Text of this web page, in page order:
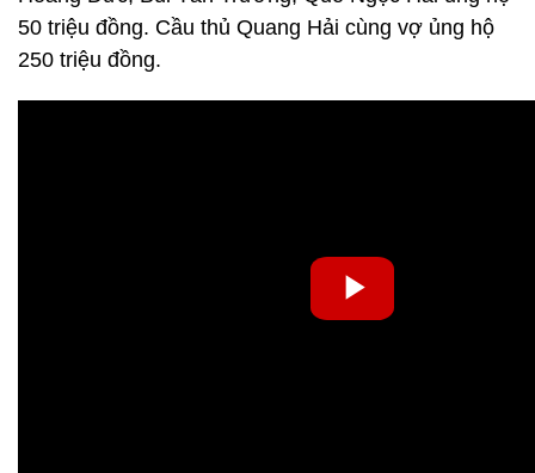
50 triệu đồng. Cầu thủ Quang Hải cùng vợ ủng hộ
250 triệu đồng.